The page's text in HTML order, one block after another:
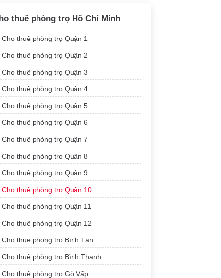
thuê phòng trọ Hồ Chí Minh
Cho thuê phòng trọ Quận 1
Cho thuê phòng trọ Quận 2
Cho thuê phòng trọ Quận 3
Cho thuê phòng trọ Quận 4
Cho thuê phòng trọ Quận 5
Cho thuê phòng trọ Quận 6
Cho thuê phòng trọ Quận 7
Cho thuê phòng trọ Quận 8
Cho thuê phòng trọ Quận 9
Cho thuê phòng trọ Quận 10
Cho thuê phòng trọ Quận 11
Cho thuê phòng trọ Quận 12
Cho thuê phòng trọ Bình Tân
Cho thuê phòng trọ Bình Thạnh
Cho thuê phòng trọ Gò Vấp